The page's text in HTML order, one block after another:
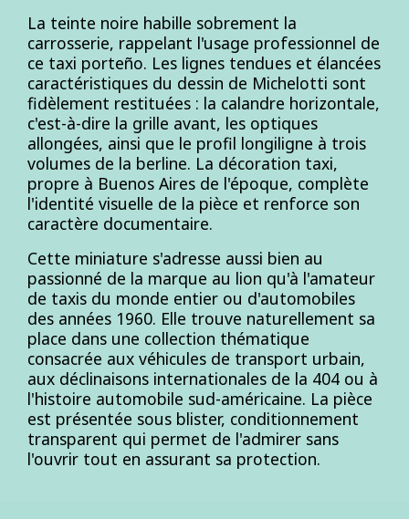
La teinte noire habille sobrement la
carrosserie, rappelant l'usage professionnel de
ce taxi porteño. Les lignes tendues et élancées
caractéristiques du dessin de Michelotti sont
fidèlement restituées : la calandre horizontale,
c'est-à-dire la grille avant, les optiques
allongées, ainsi que le profil longiligne à trois
volumes de la berline. La décoration taxi,
propre à Buenos Aires de l'époque, complète
l'identité visuelle de la pièce et renforce son
caractère documentaire.
Cette miniature s'adresse aussi bien au
passionné de la marque au lion qu'à l'amateur
de taxis du monde entier ou d'automobiles
des années 1960. Elle trouve naturellement sa
place dans une collection thématique
consacrée aux véhicules de transport urbain,
aux déclinaisons internationales de la 404 ou à
l'histoire automobile sud-américaine. La pièce
est présentée sous blister, conditionnement
transparent qui permet de l'admirer sans
l'ouvrir tout en assurant sa protection.